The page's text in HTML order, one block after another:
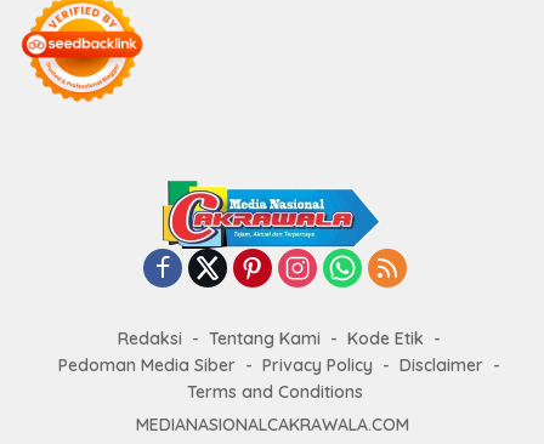
Redaksi Tentang Kami
Kode Etik
Pedoman Media Siber
Privacy Policy
Disclaimer
Terms and Conditions
MEDIANASIONALCAKRAWALA.COM